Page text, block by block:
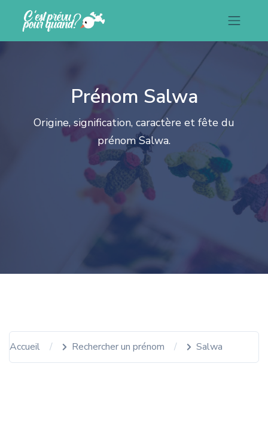
Prénom Salwa
Origine, signification, caractère et fête du
prénom Salwa.
Accueil Rechercher un prénom Salwa